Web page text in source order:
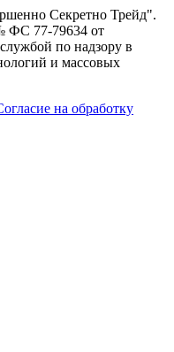
Секретно Трейд".
ФС 77-79634 от
по надзору в
и массовых
на обработку